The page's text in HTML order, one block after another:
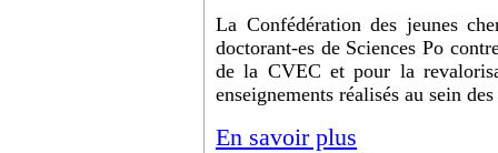
La Confédération des jeunes
doctorant-es de Sciences Po
de la CVEC et pour la
enseignements réalisés au sein
En savoir plus